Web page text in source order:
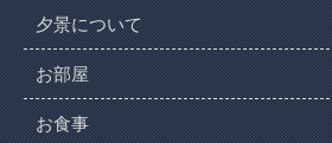
夕景について
お部屋
お食事